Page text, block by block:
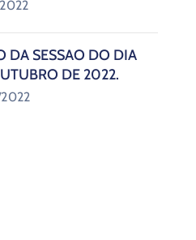
DA SESSÃO DO DIA
DE 2022.